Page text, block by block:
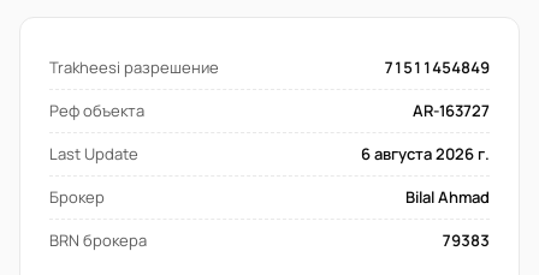
Trakheesi разрешение
71511454849
Реф объекта
AR-163727
Last Update
6 августа 2026 г.
Брокер
Bilal Ahmad
BRN брокера
79383